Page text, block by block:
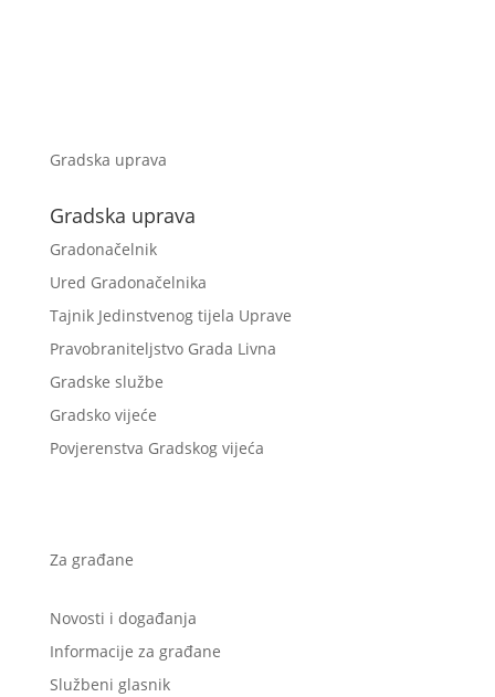
Gradska uprava
Gradska uprava
Gradonačelnik
Ured Gradonačelnika
Tajnik Jedinstvenog tijela Uprave
Pravobraniteljstvo Grada Livna
Gradske službe
Gradsko vijeće
Povjerenstva Gradskog vijeća
Za građane
Novosti i događanja
Informacije za građane
Službeni glasnik